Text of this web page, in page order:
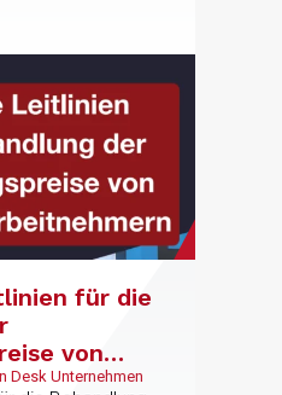
diskriminierend.
für die
von
Desk Unternehmen